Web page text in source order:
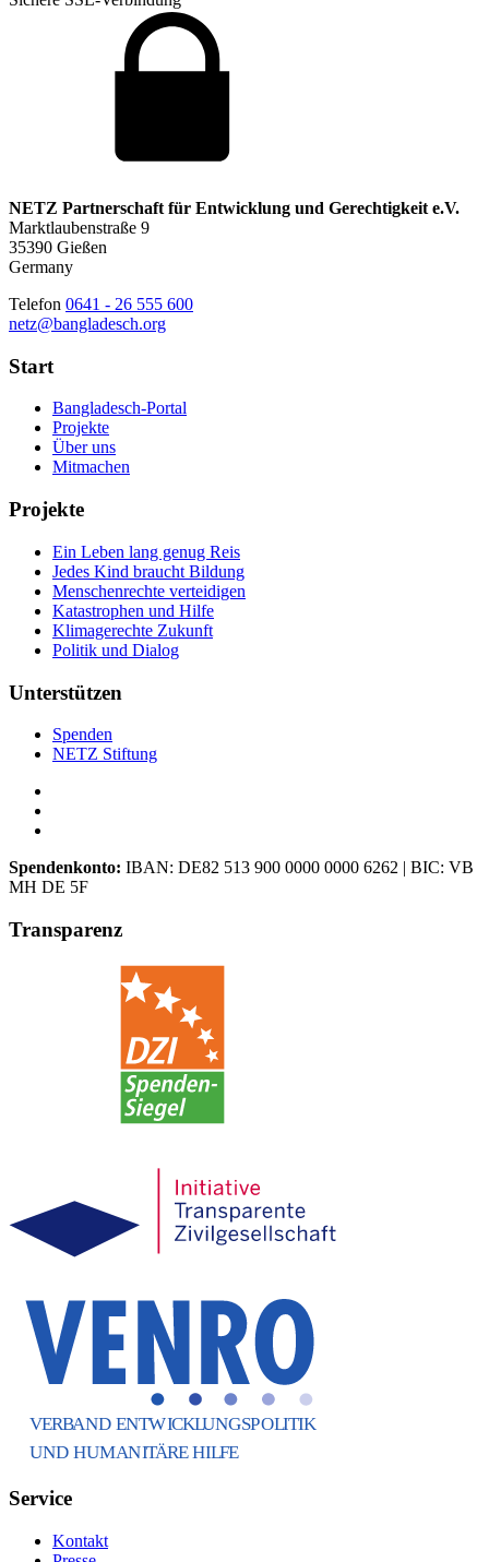
NETZ Partnerschaft für Entwicklung und Gerechtigkeit e.V.
Marktlaubenstraße 9
35390 Gießen
Germany
Telefon 0641 - 26 555 600
netz@bangladesch.org
Start
Bangladesch-Portal
Projekte
Über uns
Mitmachen
Projekte
Ein Leben lang genug Reis
Jedes Kind braucht Bildung
Menschenrechte verteidigen
Katastrophen und Hilfe
Klimagerechte Zukunft
Politik und Dialog
Unterstützen
Spenden
NETZ Stiftung
Spendenkonto: IBAN: DE82 513 900 0000 0000 6262 | BIC: VB
MH DE 5F
Transparenz
Service
Kontakt